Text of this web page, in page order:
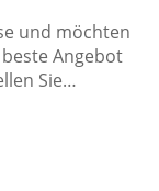
und möchten
Angebot
Sie…